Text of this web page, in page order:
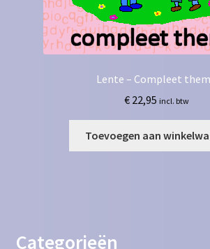
Lente – Compleet
€22,95 incl. btw
Toevoegen aan
Categorieën